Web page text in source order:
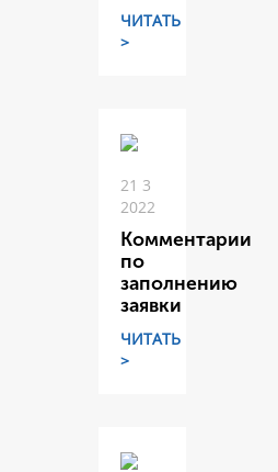
ЧИТАТЬ
>
21 3
2022
Комментарии
по
заполнению
заявки
ЧИТАТЬ
>